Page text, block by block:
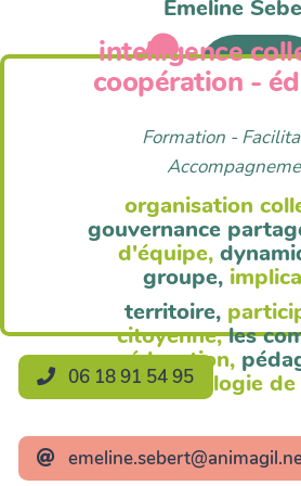
Emeline
intelligence
coopération -
Formation -
organisation
gouvernance
d'équipe,
groupe,
territoire,
citoyenne, les
éducation,
méthodologie
06 18 91 54 95